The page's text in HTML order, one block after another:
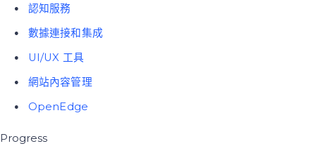
認知服務
數據連接和集成
UI/UX 工具
網站內容管理
OpenEdge
Progress